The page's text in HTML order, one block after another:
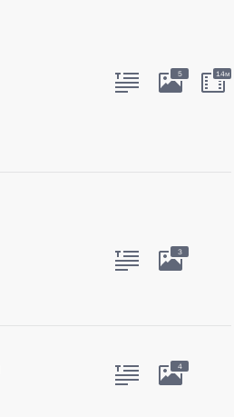
5 14м
3
4